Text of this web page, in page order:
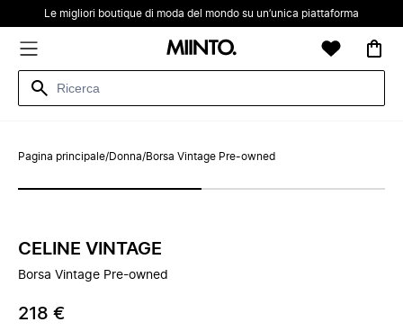
Le migliori boutique di moda del mondo su un’unica piattaforma
Pagina principale/Donna/Borsa Vintage Pre-owned
CELINE VINTAGE
Borsa Vintage Pre-owned
218 €